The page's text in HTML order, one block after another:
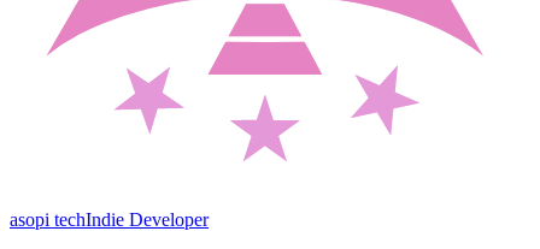
asopi techIndie Developer